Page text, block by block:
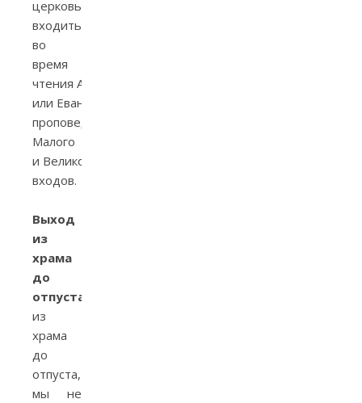
церковь: не стоит
входить
во
время
чтения Апостола
или Евангелия,
проповеди,
Малого
и Великого
входов.
Выход
из
храма
до
отпуста.
из
храма
до
отпуста,
мы не